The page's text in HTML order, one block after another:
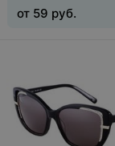
от 59 руб.